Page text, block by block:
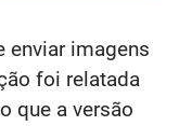
enviar imagens
foi relatada
que a versão